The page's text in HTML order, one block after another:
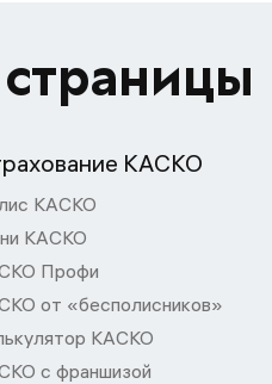
КАСКО
КАСКО
КАСКО
Профи
от «бесполисников»
КАСКО
с франшизой